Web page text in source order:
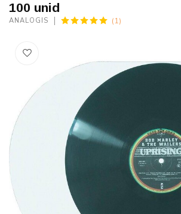
100 unid
ANALOGIS (1)